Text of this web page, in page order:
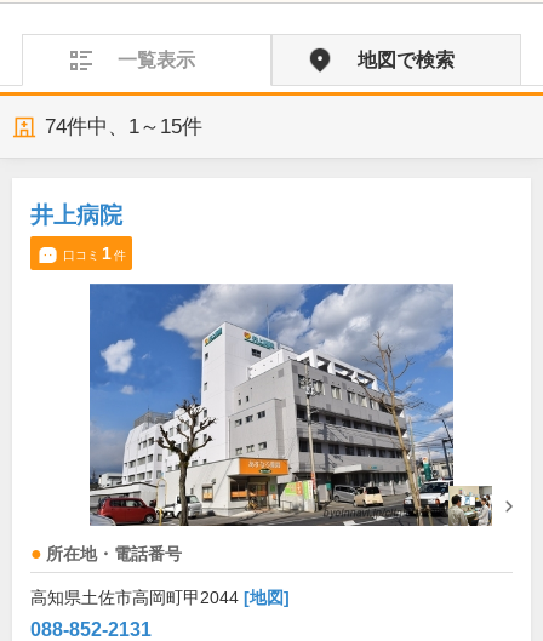
一覧表示 地図で検索
74件中、 1～15件
井上病院
口コミ 1件
所在地・電話番号
高知県土佐市高岡町甲2044 [地図]
088-852-2131